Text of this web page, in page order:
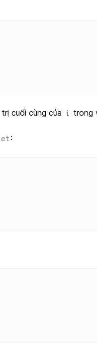
cuối cùng của i trong
: